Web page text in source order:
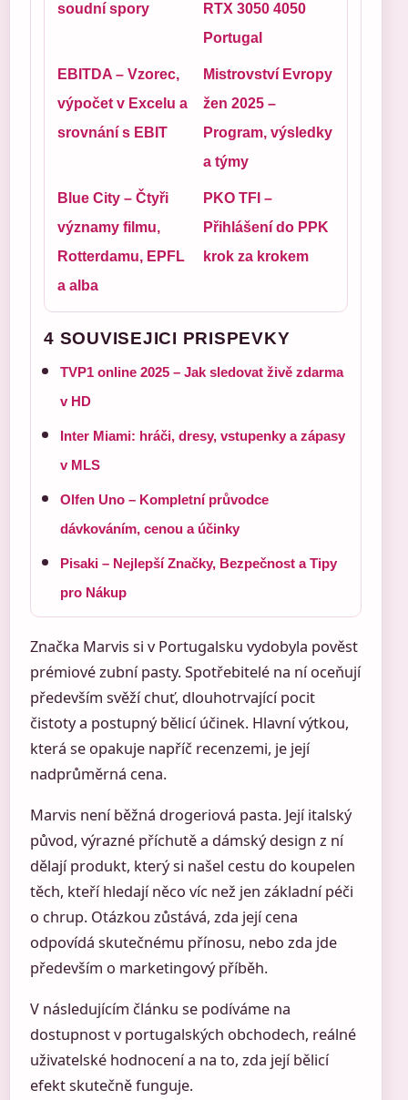
soudní spory
RTX 3050 4050
Portugal
EBITDA – Vzorec,
výpočet v Excelu a
srovnání s EBIT
Mistrovství Evropy
žen 2025 –
Program, výsledky
a týmy
Blue City – Čtyři
významy filmu,
Rotterdamu, EPFL
a alba
PKO TFI –
Přihlášení do PPK
krok za krokem
4 SOUVISEJICI PRISPEVKY
TVP1 online 2025 – Jak sledovat živě zdarma
v HD
Inter Miami: hráči, dresy, vstupenky a zápasy
v MLS
Olfen Uno – Kompletní průvodce
dávkováním, cenou a účinky
Pisaki – Nejlepší Značky, Bezpečnost a Tipy
pro Nákup
Značka Marvis si v Portugalsku vydobyla pověst
prémiové zubní pasty. Spotřebitelé na ní oceňují
především svěží chuť, dlouhotrvající pocit
čistoty a postupný bělicí účinek. Hlavní výtkou,
která se opakuje napříč recenzemi, je její
nadprůměrná cena.
Marvis není běžná drogeriová pasta. Její italský
původ, výrazné příchutě a dámský design z ní
dělají produkt, který si našel cestu do koupelen
těch, kteří hledají něco víc než jen základní péči
o chrup. Otázkou zůstává, zda její cena
odpovídá skutečnému přínosu, nebo zda jde
především o marketingový příběh.
V následujícím článku se podíváme na
dostupnost v portugalských obchodech, reálné
uživatelské hodnocení a na to, zda její bělicí
efekt skutečně funguje.